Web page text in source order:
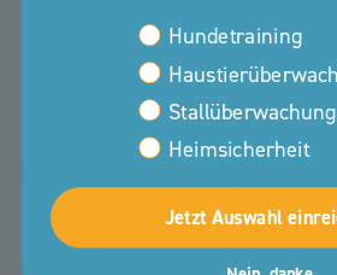
Woran merke ich, dass die
werden muss?
Interessen Kunden
Hundetraining
Stallüberwachung
Heimsicherheit
Jetzt Auswahl